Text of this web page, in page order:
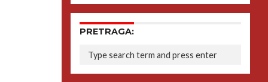
PRETRAGA: